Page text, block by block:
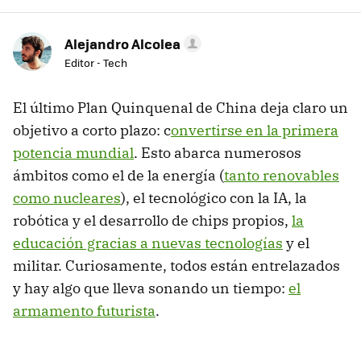
Alejandro Alcolea
Editor - Tech
El último Plan Quinquenal de China deja claro un
objetivo a corto plazo: convertirse en la primera
potencia mundial. Esto abarca numerosos
ámbitos como el de la energía (tanto renovables
como nucleares), el tecnológico con la IA, la
robótica y el desarrollo de chips propios, la
educación gracias a nuevas tecnologías y el
militar. Curiosamente, todos están entrelazados
y hay algo que lleva sonando un tiempo: el
armamento futurista.